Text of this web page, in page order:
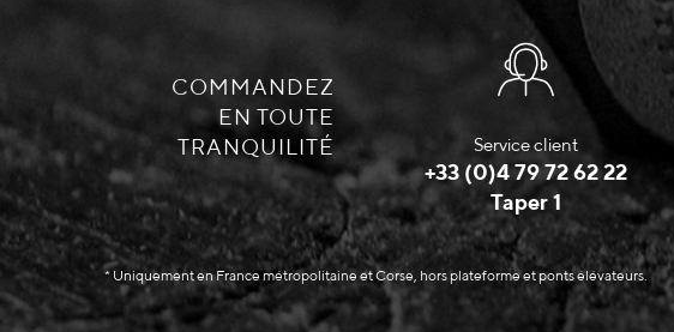
COMMANDEZ
EN TOUTE
TRANQUILITÉ
Service client
+33 (0)4 79 72 62 22
Taper 1
* Uniquement en France métropolitaine et Corse, hors plateforme et ponts élévateurs.